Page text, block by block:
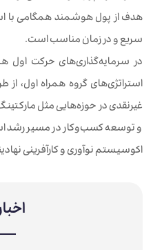
هدف از پول هوشمند همگامی با
سریع و در زمان مناسب است.
در سرمایه‌گذاری‌های حرکت
استراتژی‌های گروه همراه اول،
غیرنقدی در حوزه‌هایی مثل
و توسعه کسب‌وکار در مسیر رشد
اکوسیستم نوآوری و کارآفرینی